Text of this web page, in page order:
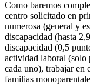
Como baremos
centro solicitado en
numerosa (general y
discapacidad (hasta
discapacidad (0,5
actividad laboral
cada uno), trabajar en
familias